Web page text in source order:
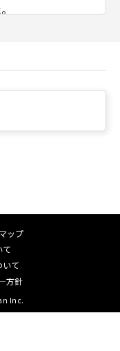
。
。
Premiere Pro
ップ
て
いて
方針
Inc.